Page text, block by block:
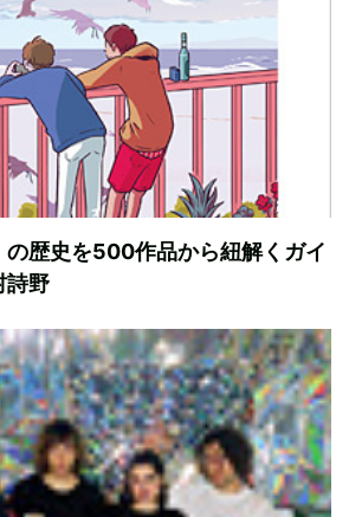
の歴史を500作品から紐解くガイ
詩野